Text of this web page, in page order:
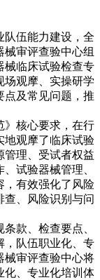
伍能力建设，全
审评查验中心组
械临床试验检查专
场观摩、实操研学
点及常见问题，推
核心要求，在行
地观摩了临床试验
管理、受试者权益
试验器械管理、
，有效强化了风险
查、风险识别与问
款、检查要点、
，队伍职业化、专
械审评查验中心将
化、专业化培训体